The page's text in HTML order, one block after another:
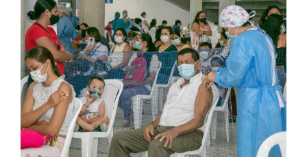
Rendición de Cuentas
Buscar:
Ayudas para Navegar
imagen
más
grande